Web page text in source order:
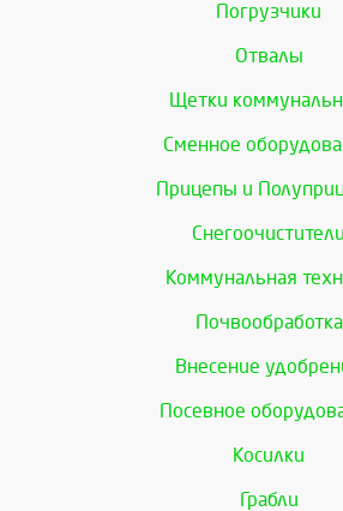
Погрузчики
Отвалы
Щетки
Сменное
Прицепы и
Снегоочистители
Коммунальная
Почвообработка
Внесение
Посевное
Косилки
Грабли